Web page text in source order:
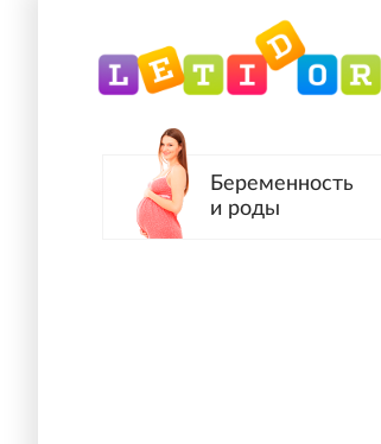
Беременность
и роды